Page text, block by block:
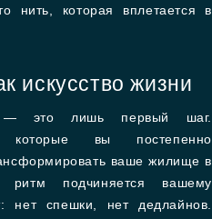
нить, которая вплетается в
искусство жизни
— это лишь первый шаг.
которые вы постепенно
ваше жилище в
ритм подчиняется вашему
нет спешки, нет дедлайнов.